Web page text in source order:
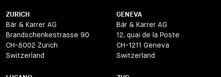
ZURICH
Bär & Karrer AG
Brandschenkestrasse 90
CH-8002 Zurich
Switzerland
GENEVA
Bär & Karrer AG
12, quai de la Poste
CH-1211 Geneva
Switzerland